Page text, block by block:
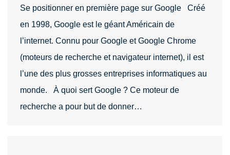
Se positionner en première page sur Google Créé
en 1998, Google est le géant Américain de
l’internet. Connu pour Google et Google Chrome
(moteurs de recherche et navigateur internet), il est
l’une des plus grosses entreprises informatiques au
monde. À quoi sert Google ? Ce moteur de
recherche a pour but de donner…